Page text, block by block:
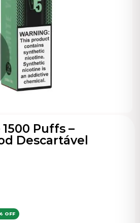
1500 Puffs –
Descartável
OFF